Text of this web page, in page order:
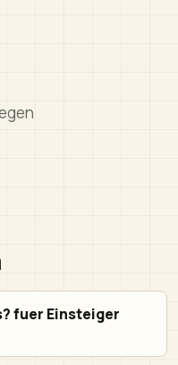
fuer Einsteiger